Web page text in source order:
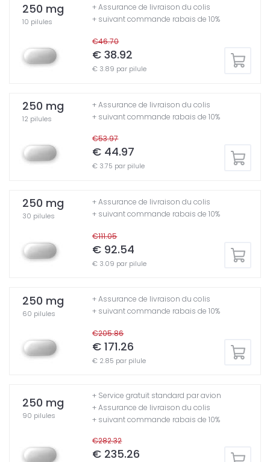
250 mg
10 pilules
€46.70
€ 38.92
€ 3.89 par pilule
+ Assurance de livraison du colis
+ suivant commande rabais de 10%
250 mg
12 pilules
€53.97
€ 44.97
€ 3.75 par pilule
+ Assurance de livraison du colis
+ suivant commande rabais de 10%
250 mg
30 pilules
€111.05
€ 92.54
€ 3.09 par pilule
+ Assurance de livraison du colis
+ suivant commande rabais de 10%
250 mg
60 pilules
€205.86
€ 171.26
€ 2.85 par pilule
+ Assurance de livraison du colis
+ suivant commande rabais de 10%
250 mg
90 pilules
€282.32
€ 235.26
+ Service gratuit standard par avion
+ Assurance de livraison du colis
+ suivant commande rabais de 10%